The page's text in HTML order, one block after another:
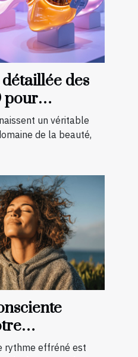
des
pour
de peau
un véritable
de la beauté,
réduisez
rythme effréné est